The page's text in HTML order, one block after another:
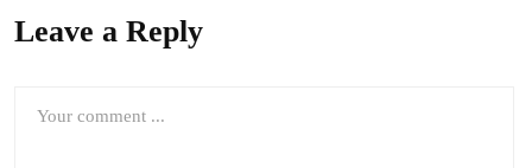
Leave a Reply